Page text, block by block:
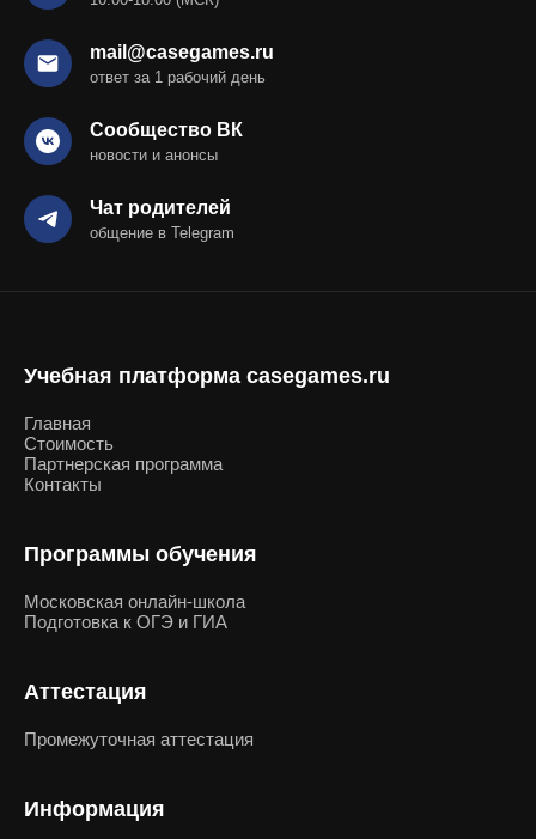
mail@casegames.ru
ответ за 1 рабочий день
Сообщество ВК
новости и анонсы
Чат родителей
общение в Telegram
Учебная платформа casegames.ru
Главная
Стоимость
Партнерская программа
Контакты
Программы обучения
Московская онлайн-школа
Подготовка к ОГЭ и ГИА
Аттестация
Промежуточная аттестация
Информация